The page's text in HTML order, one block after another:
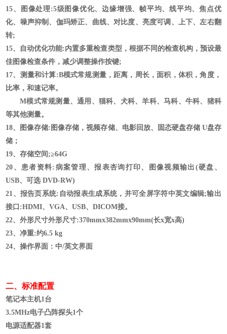
15、
图像处理:5级图像优化、边缘增强、帧平均、线平均、焦点优
化、噪声抑制、伽玛矫正、曲线、对比度、亮度可调、上下、左右翻
转;
15、
自动优化功能:内置多重检查类型，根据不同的检查机构，预设最
佳图像检查条件，减少调整操作按键;
17、 测量和计算:B模式常规测量，距离，周长，面积，体积，角度，
比率，和速记率。
M模式常规测量、通用、猫科、犬科、羊科、马科、牛科、猪科
等其他测量。
18、
图像存储:图像存储，视频存储、电影回放、 固态硬盘存储 U盘存
储；
19、存储空间;≥64G
20、 患者资料:病案管理、报表杏询打印、图像视频输出(硬盘、
USB、可选 DVD-RW)
21、 报告页系统:自动报表生成系统，并可全屏字符中英文编辑;输出
接口:HDMI、VGA、USB、DICOM接。
22、外形尺寸外形尺寸:370mmx382mmx90mm(长x宽x高)
23、净重:约6.5 kg
24、操作界面：中/英文界面
二、标准配置
笔记本主机1台
3.5MHz电子凸阵探头1个
电源适配器1套